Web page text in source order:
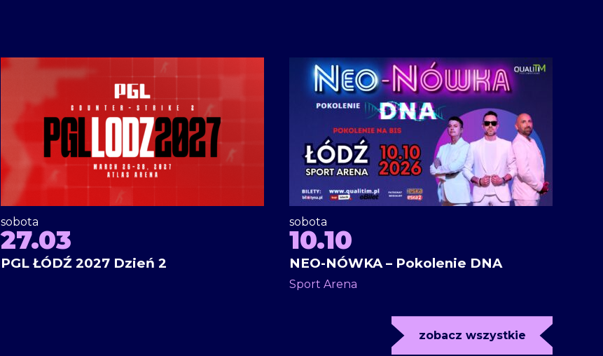
sobota
27.03
PGL ŁÓDŹ 2027 Dzień 2
sobota
10.10
NEO-NÓWKA – Pokolenie DNA
Sport Arena
zobacz wszystkie